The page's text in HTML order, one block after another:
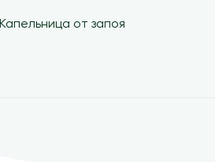
Капельница от запоя